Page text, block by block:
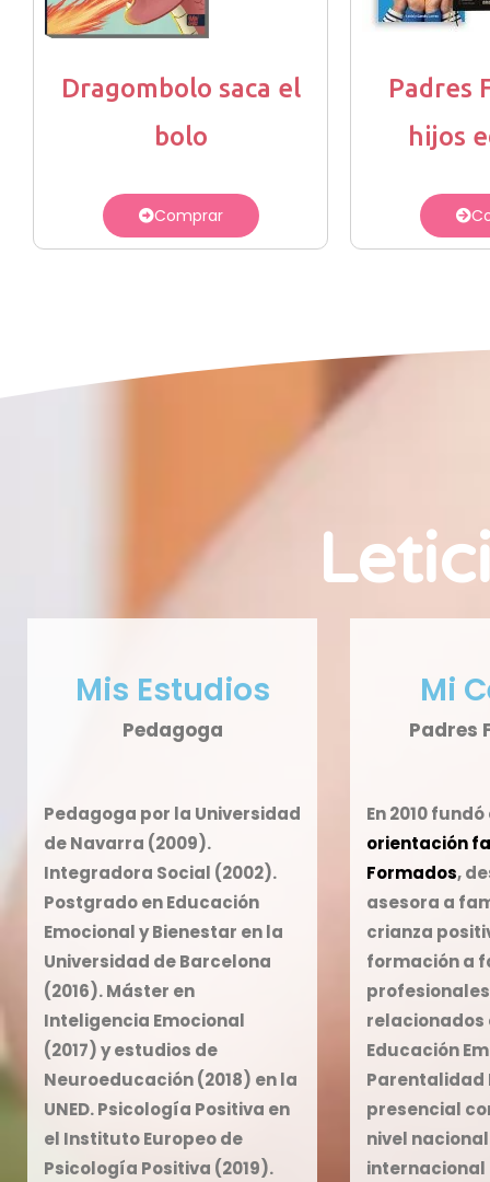
Dragombolo saca el
bolo
Comprar
Padres
hijos
Mis Estudios
Pedagoga
Pedagoga por la Universidad
de Navarra (2009).
Integradora Social (2002).
Postgrado en Educación
Emocional y Bienestar en la
Universidad de Barcelona
(2016).Máster en
Inteligencia Emocional
(2017) y estudios de
Neuroeducación(2018) en la
UNED.Psicología Positiva en
el Instituto Europeo de
Psicología Positiva (2019).
Mi
Padres
En2010
orientación
Formados,
asesora a
crianza
formación a
profesionale
relacionados
Educación
Parentalidad
presencial
nivel
internacional